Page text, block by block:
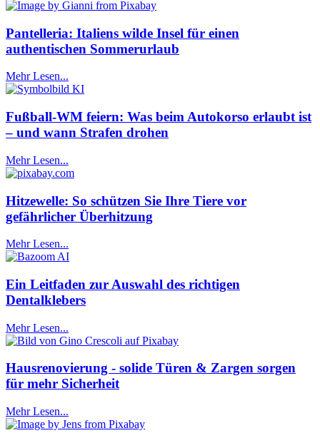
Pantelleria: Italiens wilde Insel für einen
authentischen Sommerurlaub
Mehr Lesen...
Fußball-WM feiern: Was beim Autokorso erlaubt ist
– und wann Strafen drohen
Mehr Lesen...
Hitzewelle: So schützen Sie Ihre Tiere vor
gefährlicher Überhitzung
Mehr Lesen...
Ein Leitfaden zur Auswahl des richtigen
Dentalklebers
Mehr Lesen...
Hausrenovierung - solide Türen & Zargen sorgen
für mehr Sicherheit
Mehr Lesen...